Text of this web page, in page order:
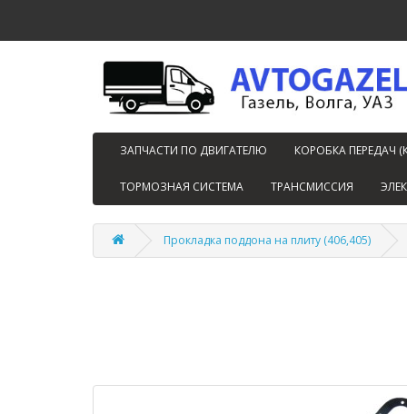
ЗАПЧАСТИ ПО ДВИГАТЕЛЮ КОРОБКА ПЕРЕДАЧ
ТОРМОЗНАЯ СИСТЕМА ТРАНСМИССИЯ
Прокладка поддона на плиту (406,405)